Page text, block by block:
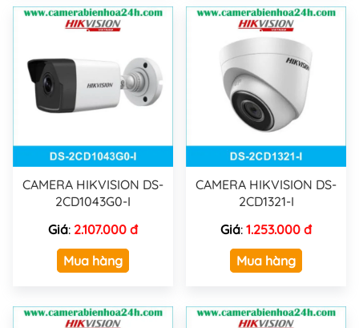
CAMERA HIKVISION DS-
2CD1043G0-I
Giá: 2.107.000 đ
Mua hàng
CAMERA HIKVISION DS-
2CD1321-I
Giá: 1.253.000 đ
Mua hàng